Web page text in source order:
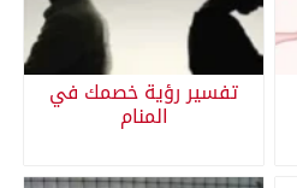
تفسير رؤية خصمك في
المنام